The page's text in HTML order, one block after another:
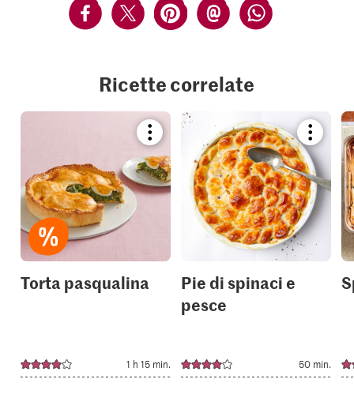
Ricette correlate
Bookmark
recipe
or
add
it
to
collections.
Torta pasqualina
1 h 15 min.
recipe
or
add
it
to
your
Pie di spinaci e
pesce
50 min.